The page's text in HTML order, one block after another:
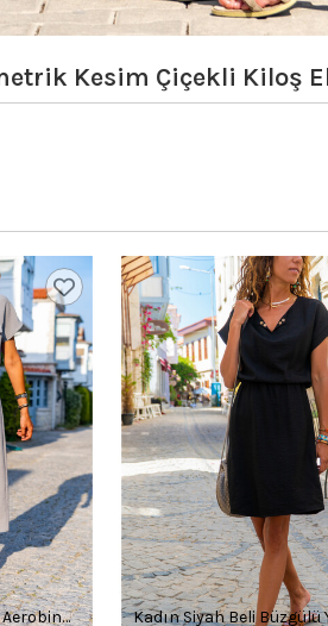
Kesim Çiçekli Kiloş
Kadın Siyah Beli Büzgülü